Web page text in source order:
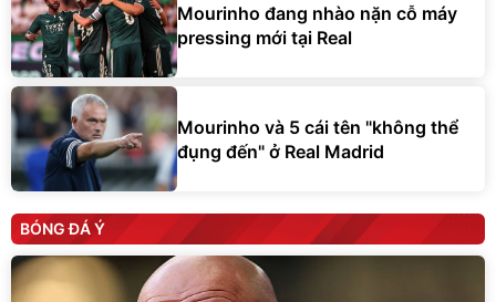
Mourinho đang nhào nặn cỗ máy
pressing mới tại Real
Mourinho và 5 cái tên "không thể
đụng đến" ở Real Madrid
BÓNG ĐÁ Ý